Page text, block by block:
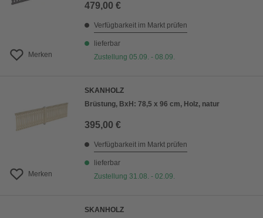
Merken
479,00 €
Verfügbarkeit im Markt prüfen
lieferbar
Zustellung 05.09. - 08.09.
Merken
SKANHOLZ
Brüstung, BxH: 78,5 x 96 cm, Holz, natur
395,00 €
Verfügbarkeit im Markt prüfen
lieferbar
Zustellung 31.08. - 02.09.
SKANHOLZ